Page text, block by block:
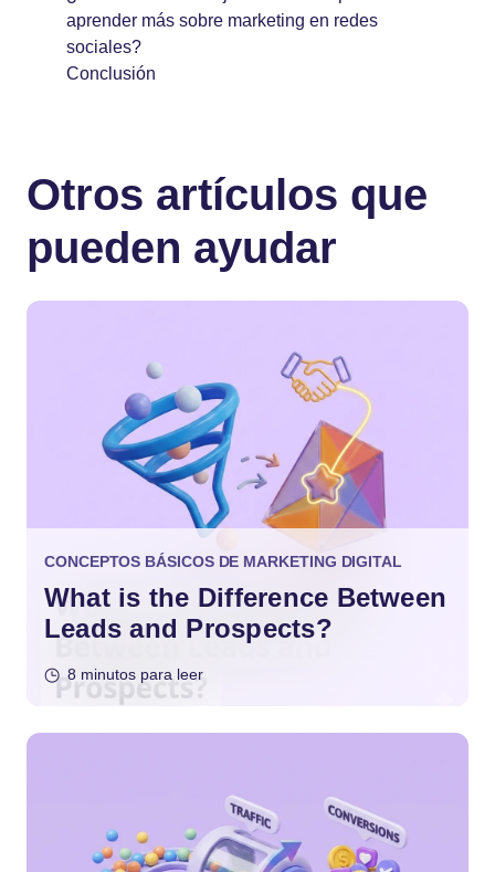
aprender más sobre marketing en redes
sociales?
Conclusión
Otros artículos que
pueden ayudar
CONCEPTOS BÁSICOS DE MARKETING DIGITAL
What is the Difference Between
Leads and Prospects?
8 minutos para leer